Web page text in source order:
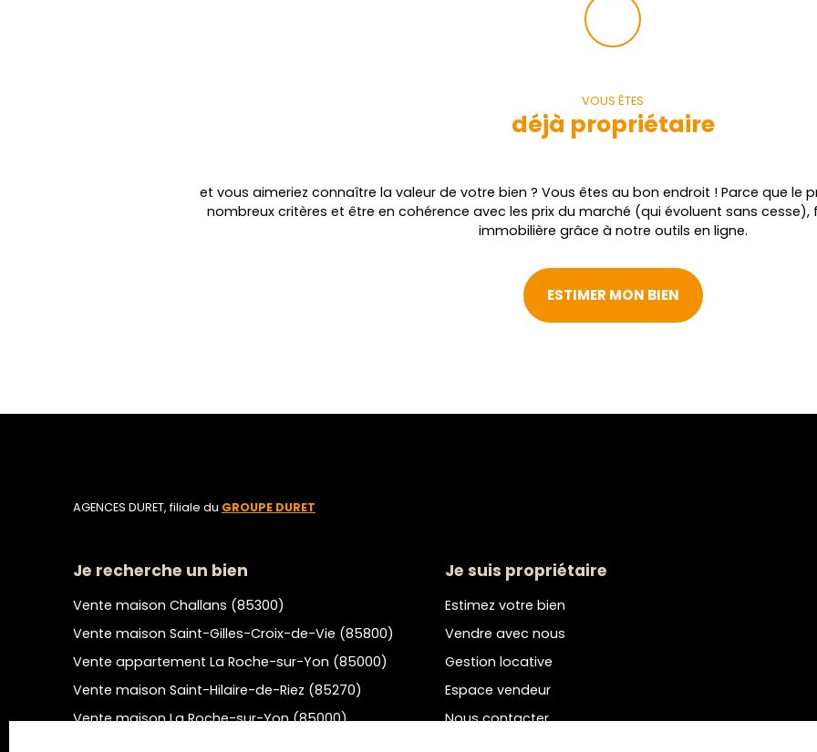
VOUS ÊTES
déjà propriétaire
et vous aimeriez connaître la valeur de votre bien ? Vous êtes au bon endroit ! Parce que le
nombreux critères et être en cohérence avec les prix du marché (qui évoluent sans
immobilière grâce à notre outils en ligne.
ESTIMER MON BIEN
AGENCES DURET, filiale du GROUPE DURET
Je recherche un bien
Vente maison Challans (85300)
Vente maison Saint-Gilles-Croix-de-Vie (85800)
Vente appartement La Roche-sur-Yon (85000)
Vente maison Saint-Hilaire-de-Riez (85270)
Vente maison La Roche-sur-Yon (85000)
Je suis propriétaire
Estimez votre bien
Vendre avec nous
Gestion locative
Espace vendeur
Nous contacter